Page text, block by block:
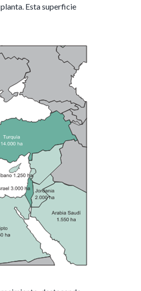
Esta superficie